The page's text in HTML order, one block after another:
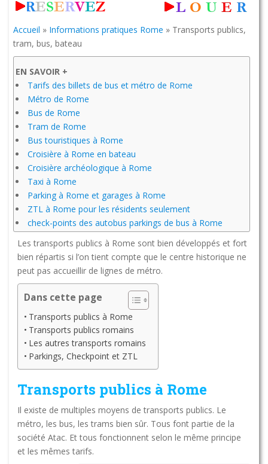
Accueil » Informations pratiques Rome » Transports publics,
tram, bus, bateau
EN SAVOIR +
Tarifs des billets de bus et métro de Rome
Métro de Rome
Bus de Rome
Tram de Rome
Bus touristiques à Rome
Croisière à Rome en bateau
Croisière archéologique à Rome
Taxi à Rome
Parking à Rome et garages à Rome
ZTL à Rome pour les résidents seulement
check-points des autobus parkings de bus à Rome
Les transports publics à Rome sont bien développés et fort
bien répartis si l’on tient compte que le centre historique ne
peut pas accueillir de lignes de métro.
Dans cette page
Transports publics à Rome
Transports publics romains
Les autres transports romains
Parkings, Checkpoint et ZTL
Transports publics à Rome
Il existe de multiples moyens de transports publics. Le
métro, les bus, les trams bien sûr. Tous font partie de la
société Atac. Et tous fonctionnent selon le même principe
et les mêmes tarifs.